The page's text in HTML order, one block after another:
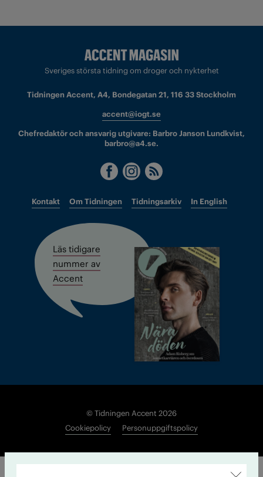
Sveriges största tidning om droger och nykterhet
Tidningen Accent, A4, Bondegatan 21, 116 33 Stockholm
accent@iogt.se
Chefredaktör och ansvarig utgivare: Barbro Janson Lundkvist,
barbro@a4.se.
Kontakt Om Tidningen Tidningsarkiv In English
Läs tidigare
nummer av
Accent
© Tidningen Accent 2026
Cookiepolicy
Personuppgiftspolicy